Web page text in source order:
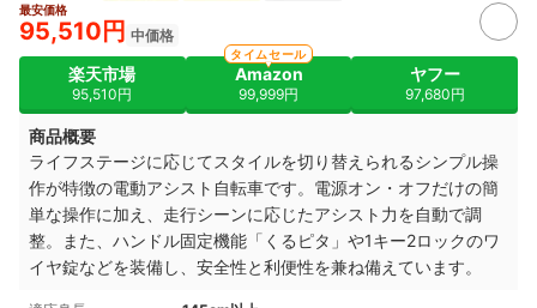
最安価格
95,510円 中価格
楽天市場
95,510円
Amazon
99,999円
タイムセール
ヤフー
97,680円
商品概要
ライフステージに応じてスタイルを切り替えられるシンプル操
作が特徴の電動アシスト自転車です。電源オン・オフだけの簡
単な操作に加え、走行シーンに応じたアシスト力を自動で調
整。また、ハンドル固定機能「くるピタ」や1キー2ロックのワ
イヤ錠などを装備し、安全性と利便性を兼ね備えています。